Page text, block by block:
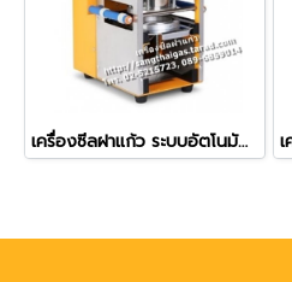
เครื่องซีลฝาแก้ว ระบบอัตโนมัติทั้งระบบ (Full Auto) รุ่น ZF-08